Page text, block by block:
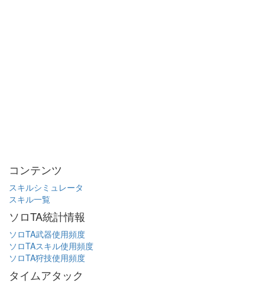
コンテンツ
スキルシミュレータ
スキル一覧
ソロTA統計情報
ソロTA武器使用頻度
ソロTAスキル使用頻度
ソロTA狩技使用頻度
タイムアタック